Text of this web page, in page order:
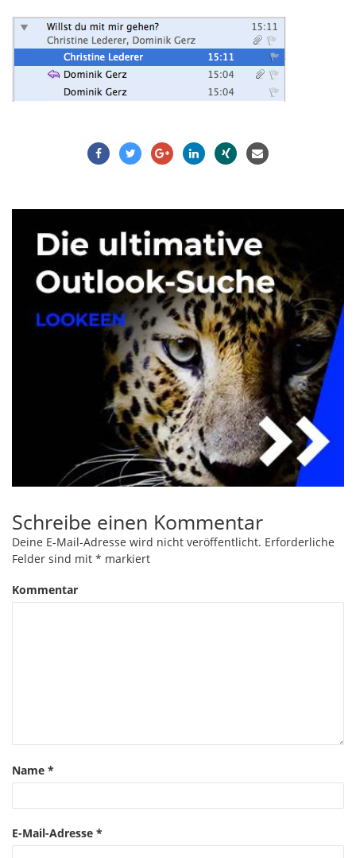
Schreibe einen Kommentar
Deine E-Mail-Adresse wird nicht veröffentlicht. Erforderliche
Felder sind mit * markiert
Kommentar
Name *
E-Mail-Adresse *